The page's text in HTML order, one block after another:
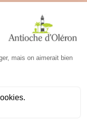
46 47 82 22
- Longitude=
Besoin d'aide ?